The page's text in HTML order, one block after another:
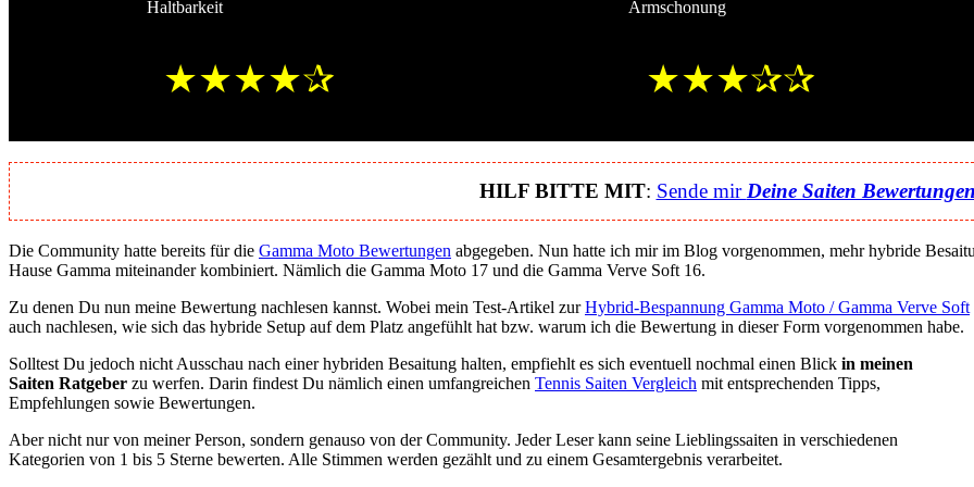
Haltbarkeit
★★★★✰
Armschonung
★★★✰✰
HILF BITTE MIT: Sende mir Deine Saiten
Die Community hatte bereits für die Gamma Moto Bewertungen abgegeben. Nun hatte ich mir im Blog vorgenommen, mehr hybride
Hause Gamma miteinander kombiniert. Nämlich die Gamma Moto 17 und die Gamma Verve Soft 16.
Zu denen Du nun meine Bewertung nachlesen kannst. Wobei mein Test-Artikel zurHybrid-Bespannung Gamma Moto / Gamma Verve Soft
auch nachlesen, wie sich das hybride Setup auf dem Platz angefühlt hat bzw. warum ich die Bewertung in dieser Form vorgenommen habe.
Solltest Du jedoch nicht Ausschau nach einer hybriden Besaitung halten, empfiehlt es sich eventuell nochmal einen Blick in meinen
Saiten Ratgeber zu werfen. Darin findest Du nämlich einen umfangreichen Tennis Saiten Vergleich mit entsprechenden Tipps,
Empfehlungen sowie Bewertungen.
Aber nicht nur von meiner Person, sondern genauso von der Community. Jeder Leser kann seine Lieblingssaiten in verschiedenen
Kategorien von 1 bis 5 Sterne bewerten. Alle Stimmen werden gezählt und zu einem Gesamtergebnis verarbeitet.